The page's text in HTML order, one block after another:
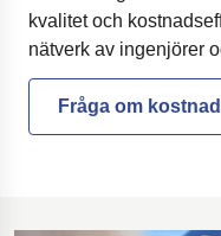
kvalitet och
nätverk av ingenjörer
Fråga om